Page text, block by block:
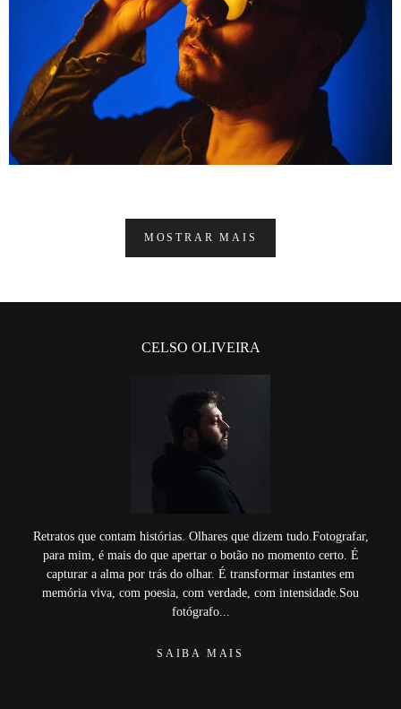
MOSTRAR MAIS
CELSO OLIVEIRA
Retratos que contam histórias. Olhares que dizem tudo.Fotografar,
para mim, é mais do que apertar o botão no momento certo. É
capturar a alma por trás do olhar. É transformar instantes em
memória viva, com poesia, com verdade, com intensidade.Sou
fotógrafo...
SAIBA MAIS